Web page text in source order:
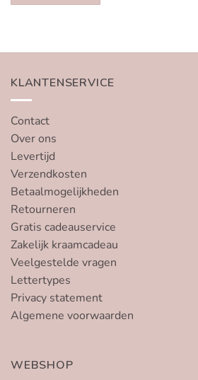
KLANTENSERVICE
Contact
Over ons
Levertijd
Verzendkosten
Betaalmogelijkheden
Retourneren
Gratis cadeauservice
Zakelijk kraamcadeau
Veelgestelde vragen
Lettertypes
Privacy statement
Algemene voorwaarden
WEBSHOP